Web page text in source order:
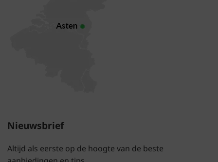
Nieuwsbrief
Altijd als eerste op de hoogte van de beste